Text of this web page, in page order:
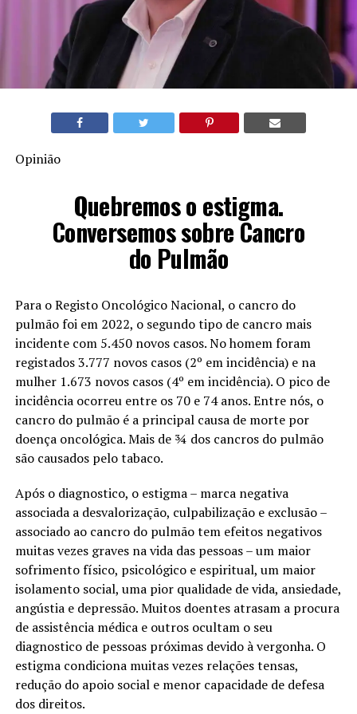
Opinião
Quebremos o estigma.
Conversemos sobre Cancro
do Pulmão
Para o Registo Oncológico Nacional, o cancro do
pulmão foi em 2022, o segundo tipo de cancro mais
incidente com 5.450 novos casos. No homem foram
registados 3.777 novos casos (2º em incidência) e na
mulher 1.673 novos casos (4º em incidência). O pico de
incidência ocorreu entre os 70 e 74 anos. Entre nós, o
cancro do pulmão é a principal causa de morte por
doença oncológica. Mais de ¾ dos cancros do pulmão
são causados pelo tabaco.
Após o diagnostico, o estigma – marca negativa
associada a desvalorização, culpabilização e exclusão –
associado ao cancro do pulmão tem efeitos negativos
muitas vezes graves na vida das pessoas – um maior
sofrimento físico, psicológico e espiritual, um maior
isolamento social, uma pior qualidade de vida, ansiedade,
angústia e depressão. Muitos doentes atrasam a procura
de assistência médica e outros ocultam o seu
diagnostico de pessoas próximas devido à vergonha. O
estigma condiciona muitas vezes relações tensas,
redução do apoio social e menor capacidade de defesa
dos direitos.